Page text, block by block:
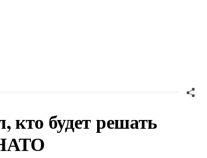
кто будет решать